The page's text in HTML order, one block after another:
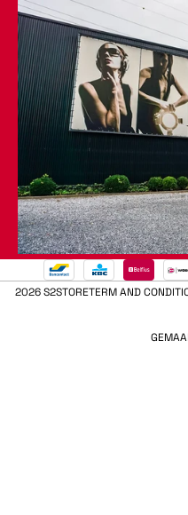
2026 S2STORETERM AND